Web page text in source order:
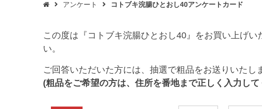
 アンケート コトブキ浣腸ひとおし40アンケートカード
この度は『コトブキ浣腸ひとおし40』をお買い上げ
い。
ご回答いただいた方には、抽選で粗品をお送りいたし
(粗品をご希望の方は、住所を番地まで正しく入力して